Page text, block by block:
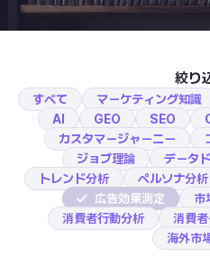
絞り
すべて マーケティング知識
AI
GEO SEO
カスタマージャーニー
ジョブ理論
データ
トレンド分析
ペルソナ分析
広告効果測定
市
消費者行動分析
消費
海外市